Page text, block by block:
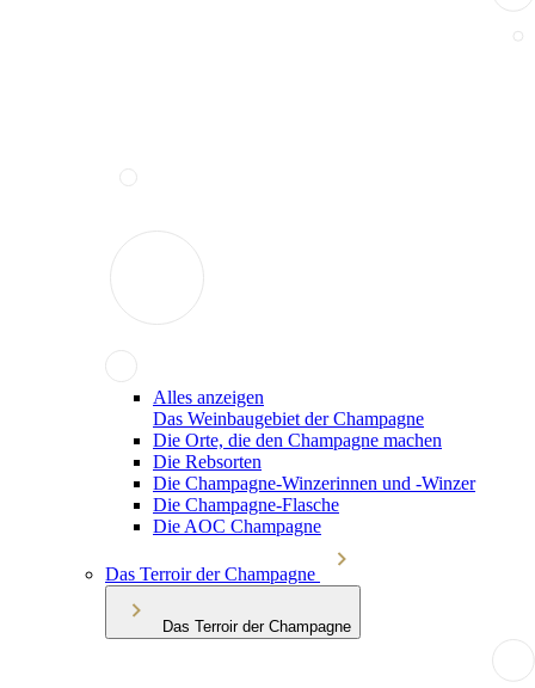
Alles anzeigen
Das Weinbaugebiet der Champagne
Die Orte, die den Champagne machen
Die Rebsorten
Die Champagne-Winzerinnen und -Winzer
Die Champagne-Flasche
Die AOC Champagne
Das Terroir der Champagne
Das Terroir der Champagne